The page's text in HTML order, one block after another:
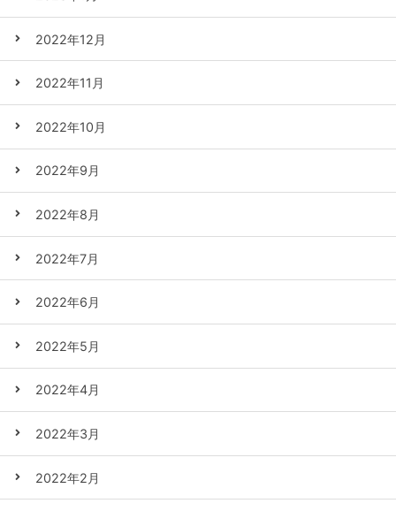
2022年12月
2022年11月
2022年10月
2022年9月
2022年8月
2022年7月
2022年6月
2022年5月
2022年4月
2022年3月
2022年2月